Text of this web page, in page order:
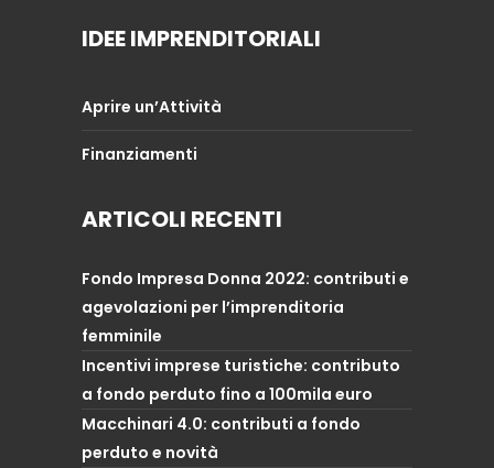
IDEE IMPRENDITORIALI
Aprire un’Attività
Finanziamenti
ARTICOLI RECENTI
Fondo Impresa Donna 2022: contributi e
agevolazioni per l’imprenditoria
femminile
Incentivi imprese turistiche: contributo
a fondo perduto fino a 100mila euro
Macchinari 4.0: contributi a fondo
perduto e novità